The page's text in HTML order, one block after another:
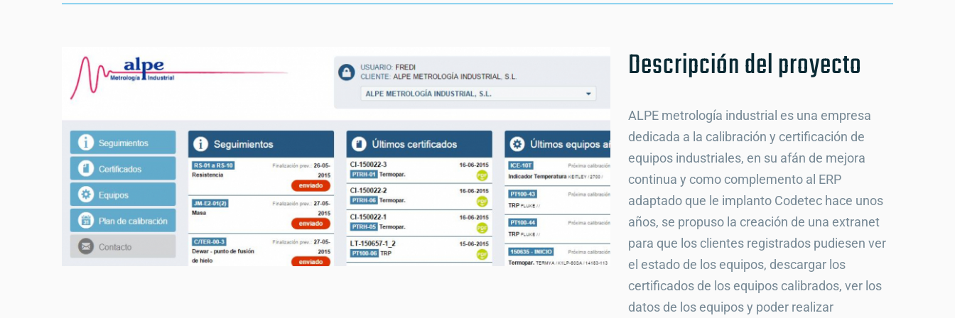
View
Larger
Image
Descripción del proyecto
ALPE metrología industrial es una empresa
dedicada a la calibración y certificación de
equipos industriales, en su afán de mejora
continua y como complemento al ERP
adaptado que le implanto Codetec hace unos
años, se propuso la creación de una extranet
para que los clientes registrados pudiesen ver
el estado de los equipos, descargar los
certificados de los equipos calibrados, ver los
datos de los equipos y poder realizar